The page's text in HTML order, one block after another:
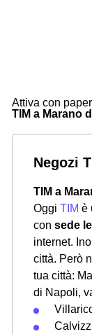
Attiva con
TIM a Marano
Negozi
TIM a
Oggi TIM è
con sede
internet.
città. Però
tua città:
di Napoli,